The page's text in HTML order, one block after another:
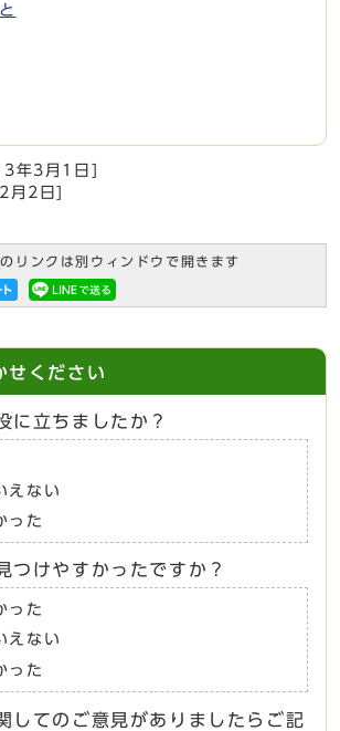
年3月1日
月2日
リンクは別ウィンドウで開きます
せください
に立ちましたか？
えない
った
つけやすかったですか？
った
えない
った
してのご意見がありましたらご記